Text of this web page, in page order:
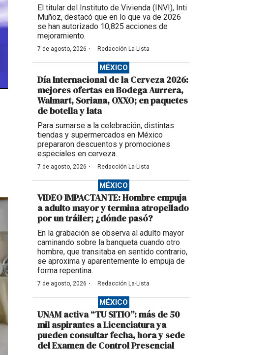
El titular del Instituto de Vivienda (INVI), Inti
Muñoz, destacó que en lo que va de 2026
se han autorizado 10,825 acciones de
mejoramiento.
7 de agosto, 2026 · Redacción La-Lista
MÉXICO
Día Internacional de la Cerveza 2026:
mejores ofertas en Bodega Aurrera,
Walmart, Soriana, OXXO; en paquetes
de botella y lata
Para sumarse a la celebración, distintas
tiendas y supermercados en México
prepararon descuentos y promociones
especiales en cerveza.
7 de agosto, 2026 · Redacción La-Lista
MÉXICO
VIDEO IMPACTANTE: Hombre empuja
a adulto mayor y termina atropellado
por un tráiler; ¿dónde pasó?
En la grabación se observa al adulto mayor
caminando sobre la banqueta cuando otro
hombre, que transitaba en sentido contrario,
se aproxima y aparentemente lo empuja de
forma repentina.
7 de agosto, 2026 · Redacción La-Lista
MÉXICO
UNAM activa “TU SITIO”: más de 50
mil aspirantes a Licenciatura ya
pueden consultar fecha, hora y sede
del Examen de Control Presencial